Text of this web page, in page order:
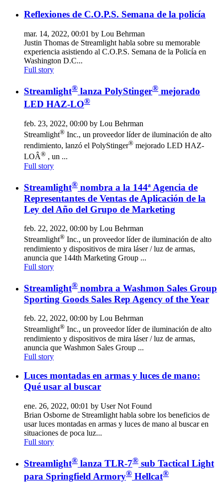
Reflexiones de C.O.P.S. Semana de la policía
mar. 14, 2022, 00:01 by Lou Behrman
Justin Thomas de Streamlight habla sobre su memorable
experiencia asistiendo al C.O.P.S. Semana de la Policía en
Washington D.C...
Full story
Streamlight® lanza PolyStinger® mejorado
LED HAZ-LO®
feb. 23, 2022, 00:00 by Lou Behrman
Streamlight® Inc., un proveedor líder de iluminación de alto
rendimiento, lanzó el PolyStinger® mejorado LED HAZ-
LOÂ® , un ...
Full story
Streamlight® nombra a la 144ª Agencia de
Representantes de Ventas de Aplicación de la
Ley del Año del Grupo de Marketing
feb. 22, 2022, 00:00 by Lou Behrman
Streamlight® Inc., un proveedor líder de iluminación de alto
rendimiento y dispositivos de mira láser / luz de armas,
anuncia que 144th Marketing Group ...
Full story
Streamlight® nombra a Washmon Sales Group
Sporting Goods Sales Rep Agency of the Year
feb. 22, 2022, 00:00 by Lou Behrman
Streamlight® Inc., un proveedor líder de iluminación de alto
rendimiento y dispositivos de mira láser / luz de armas,
anuncia que Washmon Sales Group ...
Full story
Luces montadas en armas y luces de mano:
Qué usar al buscar
ene. 26, 2022, 00:01 by User Not Found
Brian Osborne de Streamlight habla sobre los beneficios de
usar luces montadas en armas y luces de mano al buscar en
situaciones de poca luz...
Full story
Streamlight® lanza TLR-7® sub Tactical Light
para Springfield Armory® Hellcat®